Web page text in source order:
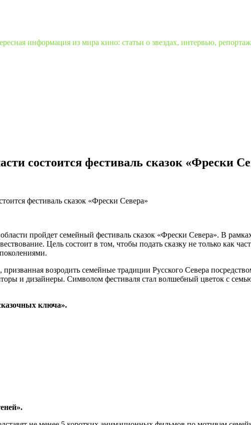
информация из мира кино: статьи о звездах, интервью,
состоится фестиваль сказок «Фрески
пройдет семейный фестиваль сказок «Фрески Севера». В
Цель состоит в том, чтобы подать сказку не только как
возродить семейные традиции Русского Севера
и дизайнеры. Символом фестиваля стал волшебный цветок с
ключа».